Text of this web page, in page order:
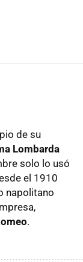
de su
Lombarda
solo lo usó
el 1910
napolitano
.